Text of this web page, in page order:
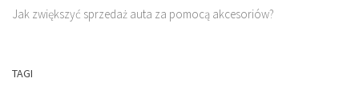
Jak zwiększyć sprzedaż auta za pomocą akcesoriów?
TAGI